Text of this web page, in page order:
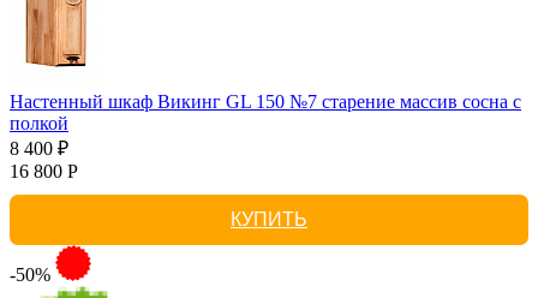
Настенный шкаф Викинг GL 150 №7 старение массив сосна с
полкой
8 400 ₽
16 800 Р
КУПИТЬ
-50%